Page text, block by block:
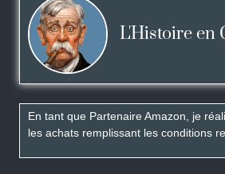
L'Histoire en
En tant que Partenaire Amazon, je
les achats remplissant les conditions